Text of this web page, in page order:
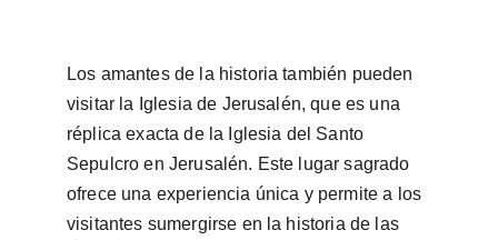
Los amantes de la historia también pueden
visitar la Iglesia de Jerusalén, que es una
réplica exacta de la Iglesia del Santo
Sepulcro en Jerusalén. Este lugar sagrado
ofrece una experiencia única y permite a los
visitantes sumergirse en la historia de las